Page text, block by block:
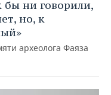
ни говорили,
но, к
археолога Фаяза